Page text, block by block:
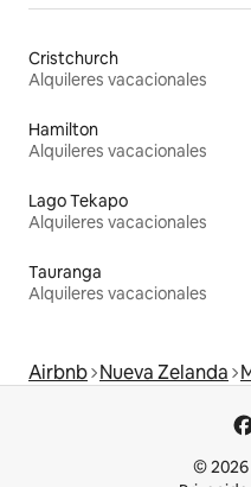
Cristchurch
Alquileres vacacionales
Hamilton
Alquileres vacacionales
Lago Tekapo
Alquileres vacacionales
Tauranga
Alquileres vacacionales
Airbnb Nueva Zelanda
© 2026